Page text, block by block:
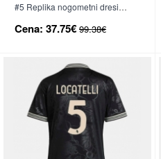
#5 Replika nogometni dresi
Cena: 37.75€ 99.38€